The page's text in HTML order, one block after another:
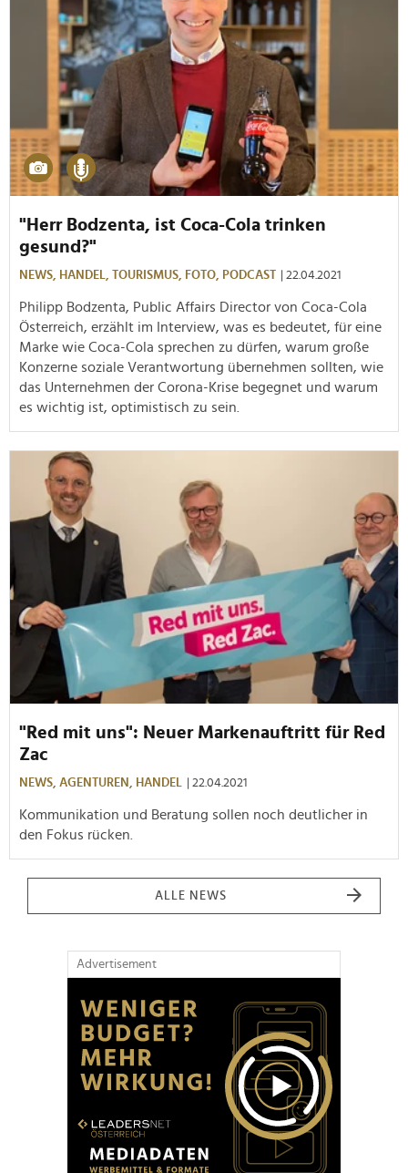
"Herr Bodzenta, ist Coca-Cola trinken
gesund?"
NEWS, HANDEL, TOURISMUS, FOTO, PODCAST | 22.04.2021
Philipp Bodzenta, Public Affairs Director von Coca-Cola
Österreich, erzählt im Interview, was es bedeutet, für eine
Marke wie Coca-Cola sprechen zu dürfen, warum große
Konzerne soziale Verantwortung übernehmen sollten, wie
das Unternehmen der Corona-Krise begegnet und warum
es wichtig ist, optimistisch zu sein.
"Red mit uns": Neuer Markenauftritt für Red
Zac
NEWS, AGENTUREN, HANDEL | 22.04.2021
Kommunikation und Beratung sollen noch deutlicher in
den Fokus rücken.
ALLE NEWS
Advertisement